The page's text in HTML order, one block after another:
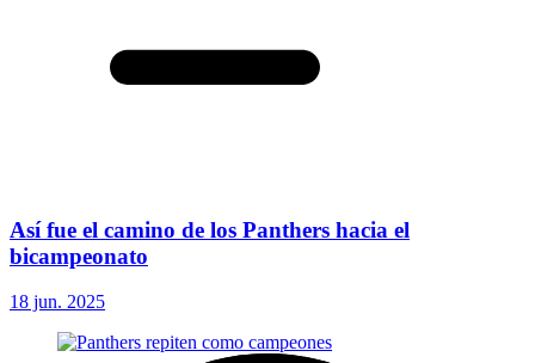
Así fue el camino de los Panthers hacia el
bicampeonato
18 jun. 2025